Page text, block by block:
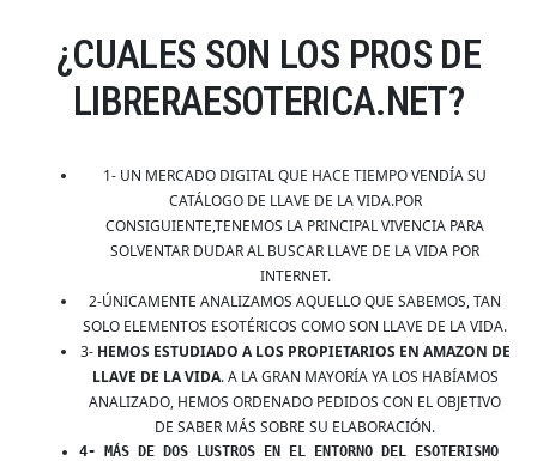
¿CUALES SON LOS PROS DE
LIBRERAESOTERICA.NET?
1- UN MERCADO DIGITAL QUE HACE TIEMPO VENDÍA SU
CATÁLOGO DE LLAVE DE LA VIDA.POR
CONSIGUIENTE,TENEMOS LA PRINCIPAL VIVENCIA PARA
SOLVENTAR DUDAR AL BUSCAR LLAVE DE LA VIDA POR
INTERNET.
2-ÚNICAMENTE ANALIZAMOS AQUELLO QUE SABEMOS, TAN
SOLO ELEMENTOS ESOTÉRICOS COMO SON LLAVE DE LA VIDA.
3- HEMOS ESTUDIADO A LOS PROPIETARIOS EN AMAZON DE
LLAVE DE LA VIDA. A LA GRAN MAYORÍA YA LOS HABÍAMOS
ANALIZADO, HEMOS ORDENADO PEDIDOS CON EL OBJETIVO
DE SABER MÁS SOBRE SU ELABORACIÓN.
4- MÁS DE DOS LUSTROS EN EL ENTORNO DEL ESOTERISMO